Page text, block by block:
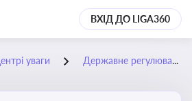
ВХІД ДО LIGA360
уваги Державне регулювання штучного інтелекту